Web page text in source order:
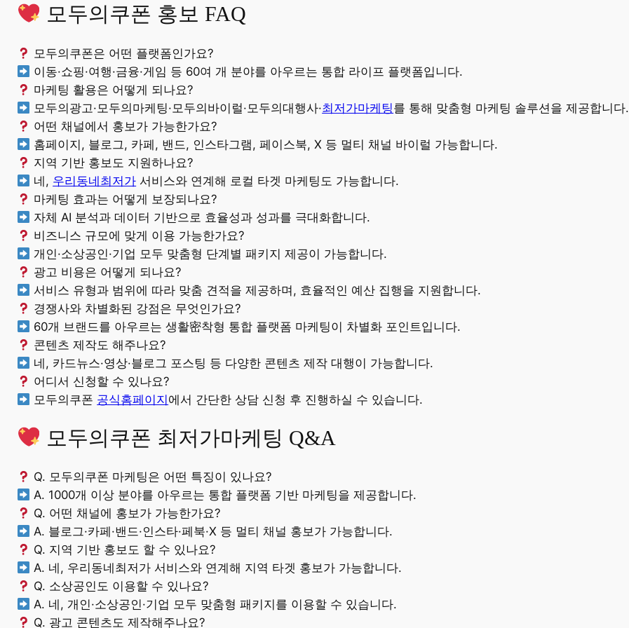
모두의쿠폰 홍보 FAQ
모두의쿠폰은 어떤 플랫폼인가요?
이동·쇼핑·여행·금융·게임 등 60여 개 분야를 아우르는 통합 라이프 플랫폼입니다.
마케팅 활용은 어떻게 되나요?
모두의광고·모두의마케팅·모두의바이럴·모두의대행사·최저가마케팅를 통해 맞춤형 마케팅 솔루션을 제공합니다.
어떤 채널에서 홍보가 가능한가요?
홈페이지, 블로그, 카페, 밴드, 인스타그램, 페이스북, X 등 멀티 채널 바이럴 가능합니다.
지역 기반 홍보도 지원하나요?
네, 우리동네최저가 서비스와 연계해 로컬 타겟 마케팅도 가능합니다.
마케팅 효과는 어떻게 보장되나요?
자체 AI 분석과 데이터 기반으로 효율성과 성과를 극대화합니다.
비즈니스 규모에 맞게 이용 가능한가요?
개인·소상공인·기업 모두 맞춤형 단계별 패키지 제공이 가능합니다.
광고 비용은 어떻게 되나요?
서비스 유형과 범위에 따라 맞춤 견적을 제공하며, 효율적인 예산 집행을 지원합니다.
경쟁사와 차별화된 강점은 무엇인가요?
60개 브랜드를 아우르는 생활密착형 통합 플랫폼 마케팅이 차별화 포인트입니다.
콘텐츠 제작도 해주나요?
네, 카드뉴스·영상·블로그 포스팅 등 다양한 콘텐츠 제작 대행이 가능합니다.
어디서 신청할 수 있나요?
모두의쿠폰 공식홈페이지에서 간단한 상담 신청 후 진행하실 수 있습니다.
모두의쿠폰 최저가마케팅 Q&A
Q. 모두의쿠폰 마케팅은 어떤 특징이 있나요?
A. 1000개 이상 분야를 아우르는 통합 플랫폼 기반 마케팅을 제공합니다.
Q. 어떤 채널에 홍보가 가능한가요?
A. 블로그·카페·밴드·인스타·페북·X 등 멀티 채널 홍보가 가능합니다.
Q. 지역 기반 홍보도 할 수 있나요?
A. 네, 우리동네최저가 서비스와 연계해 지역 타겟 홍보가 가능합니다.
Q. 소상공인도 이용할 수 있나요?
A. 네, 개인·소상공인·기업 모두 맞춤형 패키지를 이용할 수 있습니다.
Q. 광고 콘텐츠도 제작해주나요?